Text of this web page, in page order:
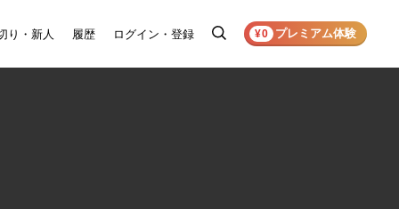
り・新人 履歴 ログイン・登録
検
¥0 プレミアム体験